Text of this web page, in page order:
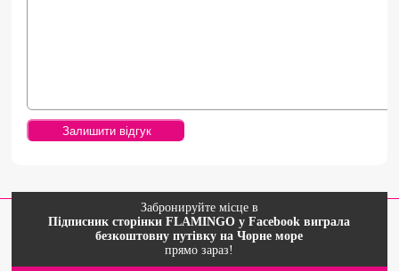
Забронируйте місце в
Підписник сторінки FLAMINGO y Facebook виграла
безкоштовну путівку на Чорне море
прямо зараз!